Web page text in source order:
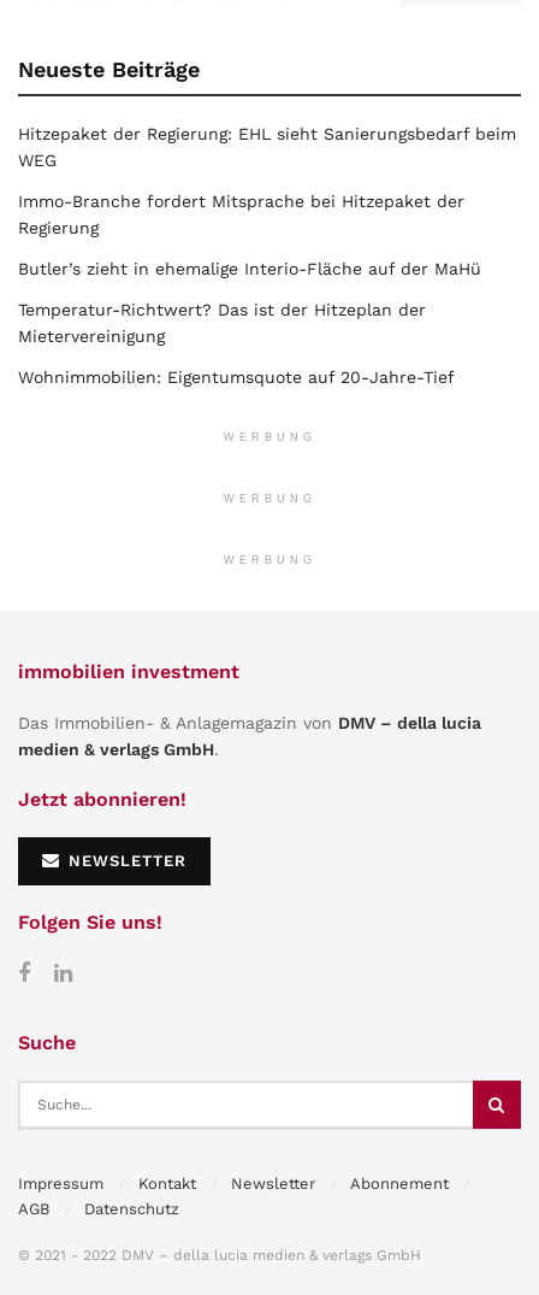
Neueste Beiträge
Hitzepaket der Regierung: EHL sieht Sanierungsbedarf beim
WEG
Immo-Branche fordert Mitsprache bei Hitzepaket der
Regierung
Butler’s zieht in ehemalige Interio-Fläche auf der MaHü
Temperatur-Richtwert? Das ist der Hitzeplan der
Mietervereinigung
Wohnimmobilien: Eigentumsquote auf 20-Jahre-Tief
WERBUNG
WERBUNG
WERBUNG
immobilien investment
Das Immobilien- & Anlagemagazin von DMV – della lucia
medien & verlags GmbH.
Jetzt abonnieren!
NEWSLETTER
Folgen Sie uns!
Suche
Impressum Kontakt Newsletter
Abonnement
AGB
Datenschutz
© 2021 - 2022 DMV – della lucia medien & verlags GmbH